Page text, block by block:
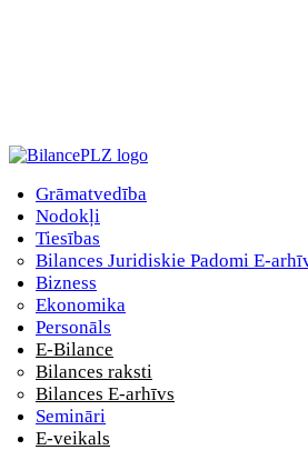
Grāmatvedība
Nodokļi
Tiesības
Bilances Juridiskie Padomi E-
Bizness
Ekonomika
Personāls
E-Bilance
Bilances raksti
Bilances E-arhīvs
Semināri
E-veikals